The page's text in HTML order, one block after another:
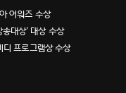
어워즈 수상
대상’ 대상 수상
프로그램상 수상